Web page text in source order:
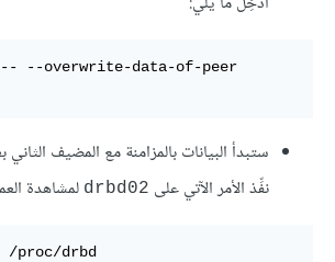
-- --overwrite-data-of-peer
ستبدأ البيانات بالمزامنة مع المضيف الثاني
نفِّذ الأمر الآتي على drbd02 لمشاهدة
/proc/drbd